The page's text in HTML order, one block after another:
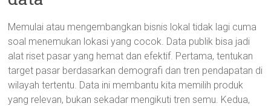
Memulai atau mengembangkan bisnis lokal tidak lagi cuma
soal menemukan lokasi yang cocok. Data publik bisa jadi
alat riset pasar yang hemat dan efektif. Pertama, tentukan
target pasar berdasarkan demografi dan tren pendapatan di
wilayah tertentu. Data ini membantu kita memilih produk
yang relevan, bukan sekadar mengikuti tren semu. Kedua,